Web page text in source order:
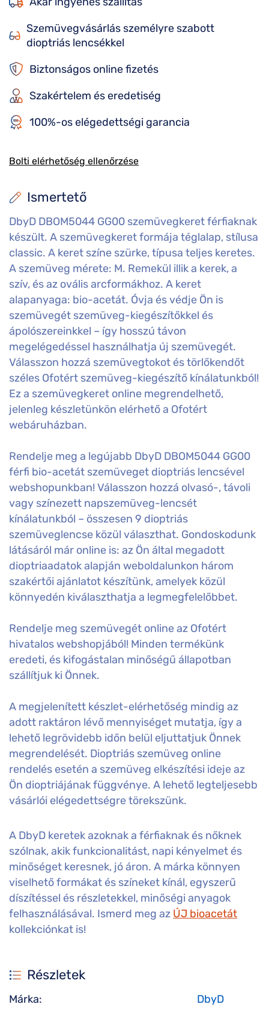
Ismertető
DbyD DBOM5044 GG00 szemüvegkeret férfiaknak
készült. A szemüvegkeret formája téglalap, stílusa
classic. A keret színe szürke, típusa teljes keretes.
A szemüveg mérete: M. Remekül illik a kerek, a
szív, és az ovális arcformákhoz. A keret
alapanyaga: bio-acetát. Óvja és védje Ön is
szemüvegét szemüveg-kiegészítőkkel és
ápolószereinkkel – így hosszú távon
megelégedéssel használhatja új szemüvegét.
Válasszon hozzá szemüvegtokot és törlőkendőt
széles Ofotért szemüveg-kiegészítő kínálatunkból!
Ez a szemüvegkeret online megrendelhető,
jelenleg készletünkön elérhető a Ofotért
webáruházban.
Rendelje meg a legújabb DbyD DBOM5044 GG00
férfi bio-acetát szemüveget dioptriás lencsével
webshopunkban! Válasszon hozzá olvasó-, távoli
vagy színezett napszemüveg-lencsét
kínálatunkból – összesen 9 dioptriás
szemüveglencse közül választhat. Gondoskodunk
látásáról már online is: az Ön által megadott
dioptriaadatok alapján weboldalunkon három
szakértői ajánlatot készítünk, amelyek közül
könnyedén kiválaszthatja a legmegfelelőbbet.
Rendelje meg szemüvegét online az Ofotért
hivatalos webshopjából! Minden termékünk
eredeti, és kifogástalan minőségű állapotban
szállítjuk ki Önnek.
A megjelenített készlet-elérhetőség mindig az
adott raktáron lévő mennyiséget mutatja, így a
lehető legrövidebb időn belül eljuttatjuk Önnek
megrendelését. Dioptriás szemüveg online
rendelés esetén a szemüveg elkészítési ideje az
Ön dioptriájának függvénye. A lehető legteljesebb
vásárlói elégedettségre törekszünk.
A DbyD keretek azoknak a férfiaknak és nőknek
szólnak, akik funkcionalitást, napi kényelmet és
minőséget keresnek, jó áron. A márka könnyen
viselhető formákat és színeket kínál, egyszerű
díszítéssel és részletekkel, minőségi anyagok
felhasználásával. Ismerd meg az ÚJ bioacetát
kollekciónkat is!
Részletek
Márka:
DbyD
Szemüvegvásárlás személyre szabott
dioptriás lencsékkel
Biztonságos online fizetés
Szakértelem és eredetiség
100%-os elégedettségi garancia
Bolti elérhetőség ellenőrzése